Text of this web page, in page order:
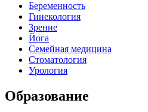
Беременность
Гинекология
Зрение
Йога
Семейная медицина
Стоматология
Урология
Образование